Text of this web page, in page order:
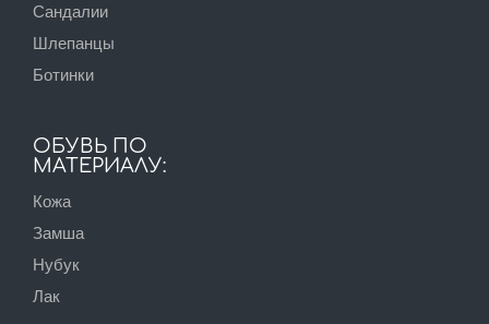
Сандалии
Шлепанцы
Ботинки
ОБУВЬ ПО
МАТЕРИАЛУ:
Кожа
Замша
Нубук
Лак